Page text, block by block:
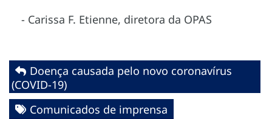
- Carissa F. Etienne, diretora da OPAS
Doença causada pelo novo coronavírus
(COVID-19)
Comunicados de imprensa